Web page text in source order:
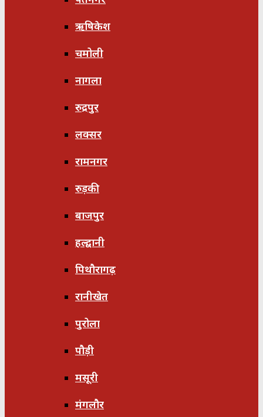
ऋषिकेश
चमोली
नागला
रुद्रपुर
लक्सर
रामनगर
रुड़की
बाजपुर
हल्द्वानी
पिथौरागढ़
रानीखेत
पुरोला
पौड़ी
मसूरी
मंगलौर